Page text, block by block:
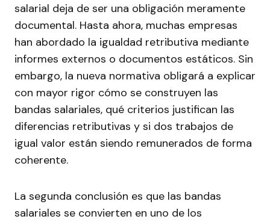
salarial deja de ser una obligación meramente
documental. Hasta ahora, muchas empresas
han abordado la igualdad retributiva mediante
informes externos o documentos estáticos. Sin
embargo, la nueva normativa obligará a explicar
con mayor rigor cómo se construyen las
bandas salariales, qué criterios justifican las
diferencias retributivas y si dos trabajos de
igual valor están siendo remunerados de forma
coherente.
La segunda conclusión es que las bandas
salariales se convierten en uno de los